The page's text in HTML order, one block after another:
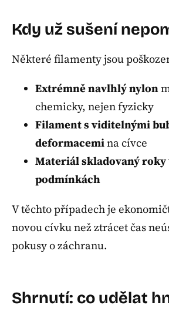
Kdy už sušení
Některé filamenty jsou
Extrémně navlhlý nylon
chemicky, nejen fyzicky
Filament s viditelnými
deformacemina cívce
Materiál skladovaný roky
podmínkách
V těchto případech je
novou cívku než ztrácet čas
pokusy o záchranu.
Shrnutí: co udělat